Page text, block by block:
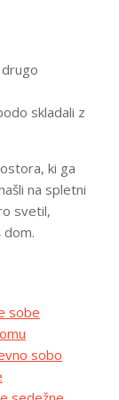
skladali z
ki ga
na spletni
svetil,
sobe
sobo